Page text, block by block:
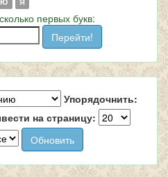
первых букв:
Упорядочнить:
на страницу: